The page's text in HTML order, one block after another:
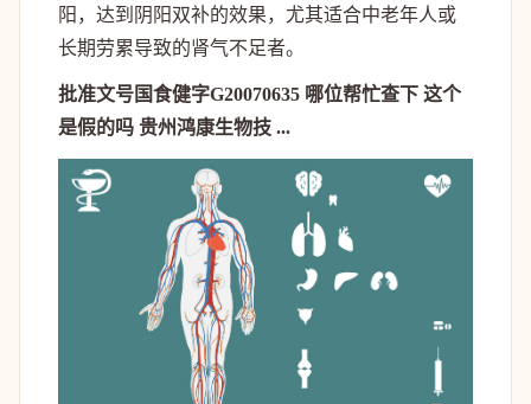
阳，达到阴阳双补的效果，尤其适合中老年人或
长期劳累导致的肾气不足者。
批准文号国食健字G20070635 哪位帮忙查下 这个
是假的吗 贵州鸿康生物技 ...